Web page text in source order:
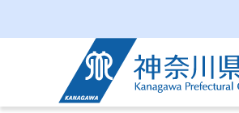
神奈川県